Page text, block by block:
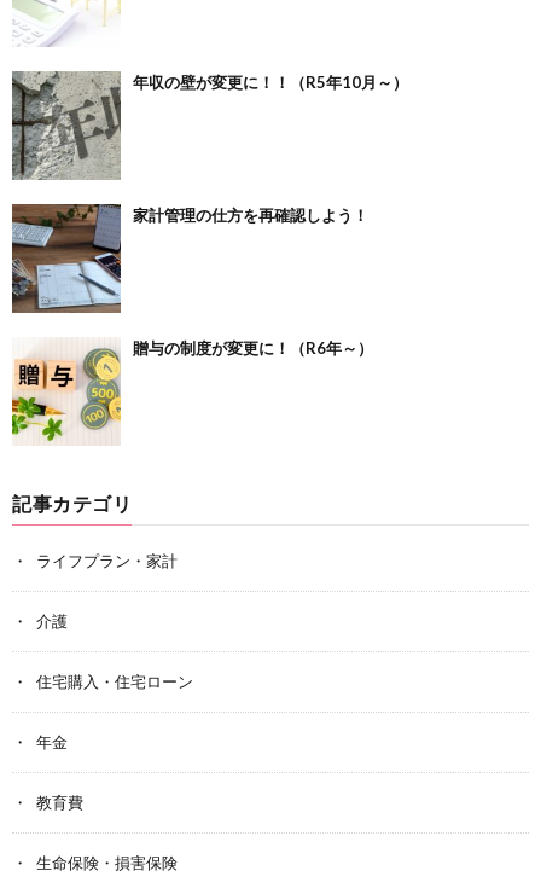
年収の壁が変更に！！（R5年10月～）
家計管理の仕方を再確認しよう！
贈与の制度が変更に！（R6年～）
記事カテゴリ
ライフプラン・家計
介護
住宅購入・住宅ローン
年金
教育費
生命保険・損害保険